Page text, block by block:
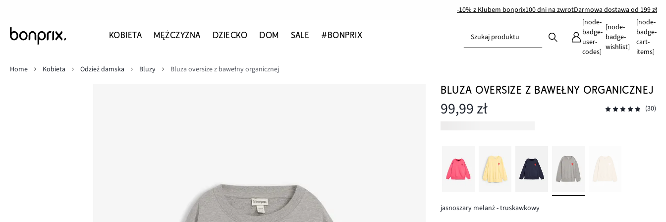
-10% z Klubem bonprix100 dni na zwrotDarmowa dostawa od 199 zł
KOBIETA MĘŻCZYZNA DZIECKO DOM SALE #BONPRIX Szukaj produktu
[node-
badge-
user-
codes]
[node-
badge-
wishlist]
[node-
badge-
cart-
items]
Home
Kobieta Odzież damska Bluzy Bluza oversize z bawełny organicznej
BLUZA OVERSIZE Z BAWEŁNY ORGANICZNEJ
99,99 zł (30)
jasnoszary melanż - truskawkowy